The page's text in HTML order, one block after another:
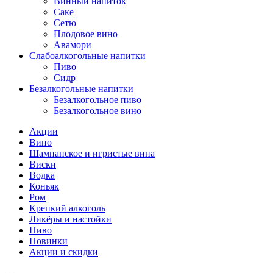
Саке
Сетю
Плодовое вино
Авамори
Слабоалкогольные напитки
Пиво
Сидр
Безалкогольные напитки
Безалкогольное пиво
Безалкогольное вино
Акции
Вино
Шампанское и игристые вина
Виски
Водка
Коньяк
Ром
Крепкий алкоголь
Ликёры и настойки
Пиво
Новинки
Акции и скидки